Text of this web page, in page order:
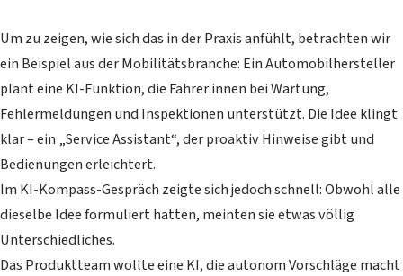
Um zu zeigen, wie sich das in der Praxis anfühlt, betrachten wir
ein Beispiel aus der Mobilitätsbranche: Ein Automobilhersteller
plant eine KI-Funktion, die Fahrer:innen bei Wartung,
Fehlermeldungen und Inspektionen unterstützt. Die Idee klingt
klar – ein „Service Assistant“, der proaktiv Hinweise gibt und
Bedienungen erleichtert.
Im KI-Kompass-Gespräch zeigte sich jedoch schnell: Obwohl alle
dieselbe Idee formuliert hatten, meinten sie etwas völlig
Unterschiedliches.
Das Produktteam wollte eine KI, die autonom Vorschläge macht